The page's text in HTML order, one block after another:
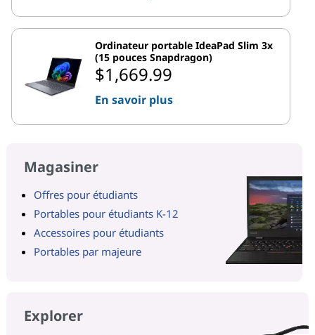
Ordinateur portable IdeaPad Slim 3x
(15 pouces Snapdragon)
$1,669.99
En savoir plus
Magasiner
Offres pour étudiants
Portables pour étudiants K-12
Accessoires pour étudiants
Portables par majeure
Explorer